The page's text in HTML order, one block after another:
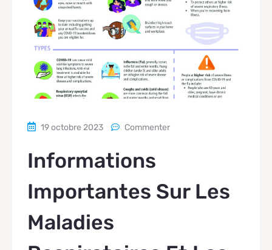
19 octobre 2023 Commenter
Informations
Importantes Sur Les
Maladies